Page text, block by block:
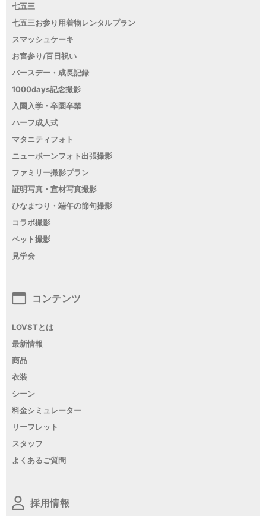
七五三
七五三お参り用着物レンタルプラン
スマッシュケーキ
お宮参り/百日祝い
バースデー・成長記録
1000days記念撮影
入園入学・卒園卒業
ハーフ成人式
マタニティフォト
ニューボーンフォト出張撮影
ファミリー撮影プラン
証明写真・宣材写真撮影
ひなまつり・端午の節句撮影
コラボ撮影
ペット撮影
見学会
コンテンツ
LOVSTとは
最新情報
商品
衣装
シーン
料金シミュレーター
リーフレット
スタッフ
よくあるご質問
採用情報